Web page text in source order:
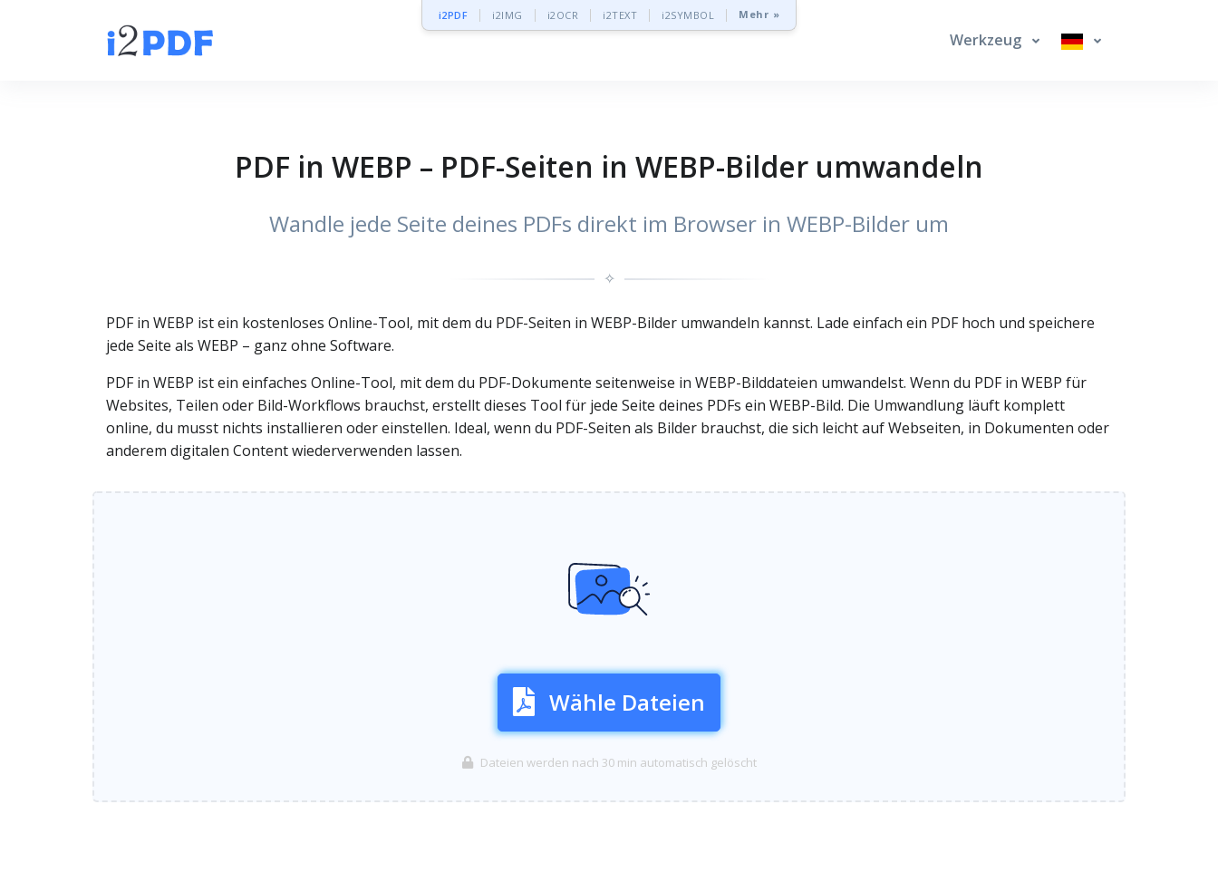
i2PDF i2IMG i2OCR i2TEXT i2SYMBOL Mehr »
Werkzeug
PDF in WEBP – PDF-Seiten in WEBP-Bilder umwandeln
Wandle jede Seite deines PDFs direkt im Browser in WEBP-Bilder um
✧
PDF in WEBP ist ein kostenloses Online-Tool, mit dem du PDF-Seiten in WEBP-Bilder umwandeln kannst. Lade einfach ein PDF hoch und speichere
jede Seite als WEBP – ganz ohne Software.
PDF in WEBP ist ein einfaches Online-Tool, mit dem du PDF-Dokumente seitenweise in WEBP-Bilddateien umwandelst. Wenn du PDF in WEBP für
Websites, Teilen oder Bild-Workflows brauchst, erstellt dieses Tool für jede Seite deines PDFs ein WEBP-Bild. Die Umwandlung läuft komplett
online, du musst nichts installieren oder einstellen. Ideal, wenn du PDF-Seiten als Bilder brauchst, die sich leicht auf Webseiten, in Dokumenten oder
anderem digitalen Content wiederverwenden lassen.
Wähle Dateien
Dateien werden nach 30 min automatisch gelöscht